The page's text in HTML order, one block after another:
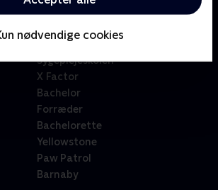
nødvendige cookies
Badehotellet
Sygeplejeskolen
X Factor
Bachelor
Forræder
Bachelorette
Yellowstone
Paw Patrol
Barnaby